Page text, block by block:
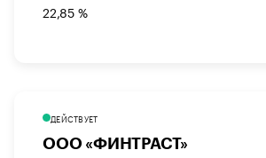
22,85 %
ДЕЙСТВУЕТ
ООО «ФИНТРАСТ»